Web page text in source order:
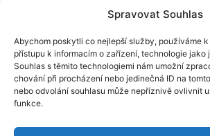
Spravovat Souhlas
Abychom poskytli co nejlepší služby, používáme
přístupu k informacím o zařízení, technologie jako
Souhlas s těmito technologiemi nám umožní
chování při procházení nebo jedinečná ID na
nebo odvolání souhlasu může nepříznivě ovlivnit
funkce.
Provozovatel webu Islámská nadace v
198 00 Praha 9 - Kyje
Kontaktujte nás: